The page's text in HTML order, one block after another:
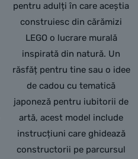
pentru adulți în care aceștia
construiesc din cărămizi
LEGO o lucrare murală
inspirată din natură. Un
răsfăț pentru tine sau o idee
de cadou cu tematică
japoneză pentru iubitorii de
artă, acest model include
instrucțiuni care ghidează
constructorii pe parcursul